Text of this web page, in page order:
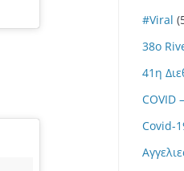
#Viral
38ο
41η
COVID
Covid-